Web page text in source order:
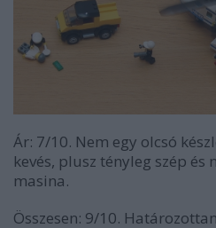
Ár: 7/10. Nem egy olcsó
kevés, plusz tényleg szép és
masina.
Összesen: 9/10.